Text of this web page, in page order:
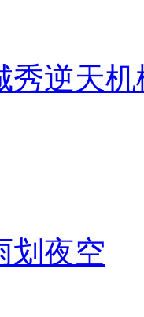
秀逆天机
划夜空